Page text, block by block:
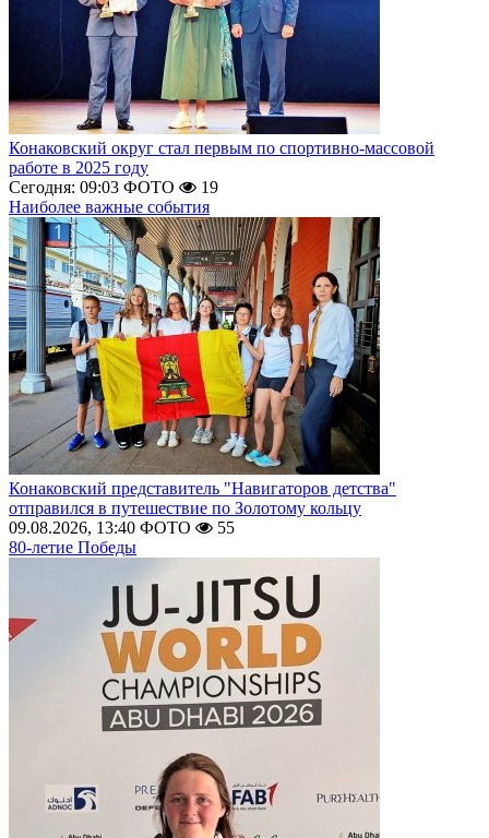
Конаковский округ стал первым по спортивно-массовой
работе в 2025 году
Сегодня: 09:03 ФОТО
19
Наиболее важные события
Конаковский представитель "Навигаторов детства"
отправился в путешествие по Золотому кольцу
09.08.2026, 13:40 ФОТО
55
80-летие Победы